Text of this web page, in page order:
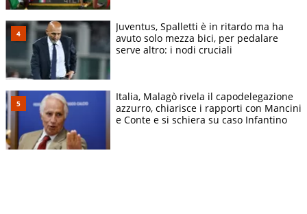
Juventus, Spalletti è in ritardo ma ha
avuto solo mezza bici, per pedalare
serve altro: i nodi cruciali
Italia, Malagò rivela il capodelegazione
azzurro, chiarisce i rapporti con Mancini
e Conte e si schiera su caso Infantino